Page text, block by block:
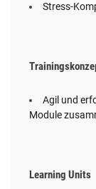
Stress-
Agil und
Module
Learning Units